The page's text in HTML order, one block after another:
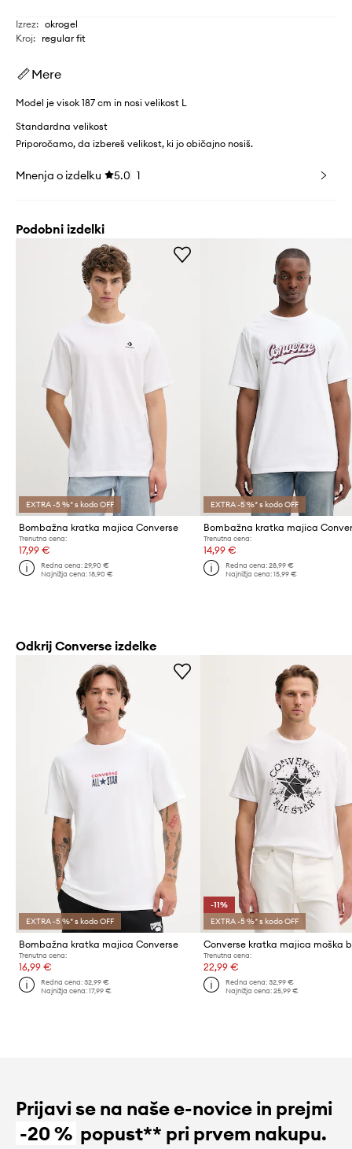
Izrez: okrogel
Kroj: regular fit
Mere
Model je visok 187 cm in nosi velikost L
Standardna velikost
Priporočamo, da izbereš velikost, ki jo običajno nosiš.
Mnenja o izdelku 5.0 1
Podobni izdelki
EXTRA -5 %* s kodo OFF
Bombažna kratka majica Converse
Trenutna cena:
17,99 €
Redna cena:29,90 €
Najnižja cena:18,90 €
EXTRA -5 %* s kodo OFF
Bombažna kratka majica
Trenutna cena:
14,99 €
Redna cena: 28,99 €
Najnižja cena: 15,99 €
Odkrij Converse izdelke
EXTRA -5 %* s kodo OFF
Bombažna kratka majica Converse
Trenutna cena:
16,99 €
Redna cena:32,99 €
Najnižja cena:17,99 €
-11%
EXTRA -5 %* s kodo OFF
Trenutna cena:
22,99 €
Redna cena: 32,99 €
Najnižja cena: 25,99 €
Prijavi se na naše e-novice in prejmi
-20 % popust** pri prvem nakupu.